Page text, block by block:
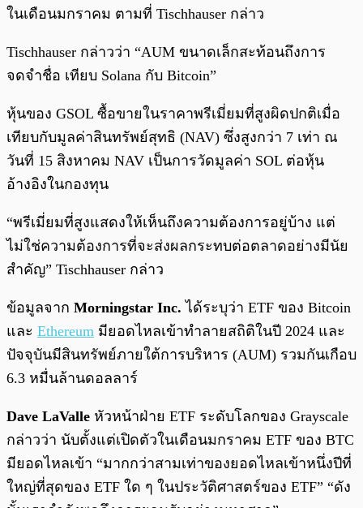
ในเดือนมกราคม ตามที่ Tischhauser กล่าว
Tischhauser กล่าวว่า “AUM ขนาดเล็กสะท้อนถึงการ
จดจำชื่อ เทียบ Solana กับ Bitcoin”
หุ้นของ GSOL ซื้อขายในราคาพรีเมี่ยมที่สูงผิดปกติเมื่อ
เทียบกับมูลค่าสินทรัพย์สุทธิ (NAV) ซึ่งสูงกว่า 7 เท่า ณ
วันที่ 15 สิงหาคม NAV เป็นการวัดมูลค่า SOL ต่อหุ้น
อ้างอิงในกองทุน
“พรีเมี่ยมที่สูงแสดงให้เห็นถึงความต้องการอยู่บ้าง แต่
ไม่ใช่ความต้องการที่จะส่งผลกระทบต่อตลาดอย่างมีนัย
สำคัญ” Tischhauser กล่าว
ข้อมูลจาก Morningstar Inc. ได้ระบุว่า ETF ของ Bitcoin
และ Ethereum มียอดไหลเข้าทำลายสถิติในปี 2024 และ
ปัจจุบันมีสินทรัพย์ภายใต้การบริหาร (AUM) รวมกันเกือบ
6.3 หมื่นล้านดอลลาร์
Dave LaValle หัวหน้าฝ่าย ETF ระดับโลกของ Grayscale
กล่าวว่า นับตั้งแต่เปิดตัวในเดือนมกราคม ETF ของ BTC
มียอดไหลเข้า “มากกว่าสามเท่าของยอดไหลเข้าหนึ่งปีที่
ใหญ่ที่สุดของ ETF ใด ๆ ในประวัติศาสตร์ของ ETF” “ดัง